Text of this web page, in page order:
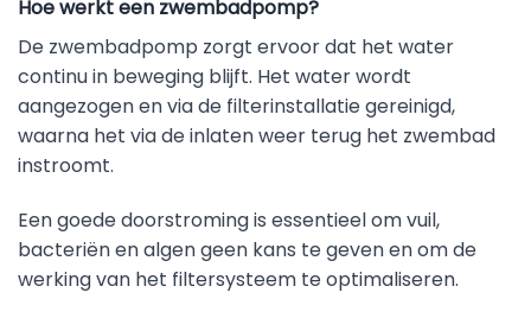
Hoe werkt een zwembadpomp?
De zwembadpomp zorgt ervoor dat het water
continu in beweging blijft. Het water wordt
aangezogen en via de filterinstallatie gereinigd,
waarna het via de inlaten weer terug het zwembad
instroomt.
Een goede doorstroming is essentieel om vuil,
bacteriën en algen geen kans te geven en om de
werking van het filtersysteem te optimaliseren.